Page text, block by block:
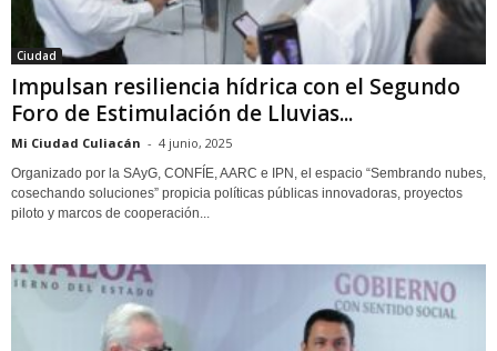
Ciudad
Impulsan resiliencia hídrica con el Segundo
Foro de Estimulación de Lluvias...
Mi Ciudad Culiacán - 4 junio, 2025
Organizado por la SAyG, CONFÍE, AARC e IPN, el espacio “Sembrando nubes,
cosechando soluciones” propicia políticas públicas innovadoras, proyectos
piloto y marcos de cooperación...